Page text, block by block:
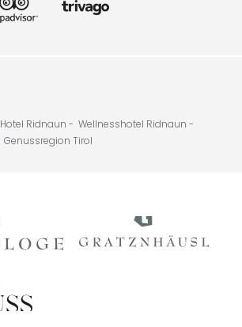
Hotel Ridnaun - Wellnesshotel Ridnaun -
Genussregion Tirol